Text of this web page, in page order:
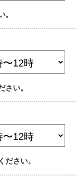
。
い。
さい。